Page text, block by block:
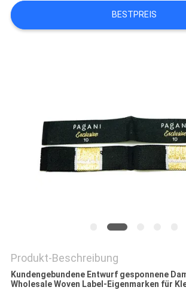
SITEMAP
BESTPREIS
Produkt-Beschreibung
Kundengebundene Entwurf gesponnene
Wholesale Woven Label-Eigenmarken für